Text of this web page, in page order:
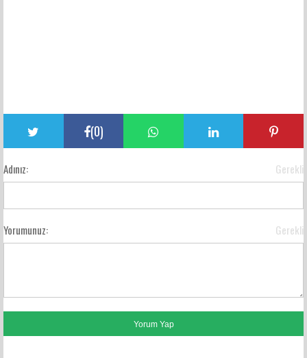
(0)
Adınız: Gerekli
Yorumunuz: Gerekli